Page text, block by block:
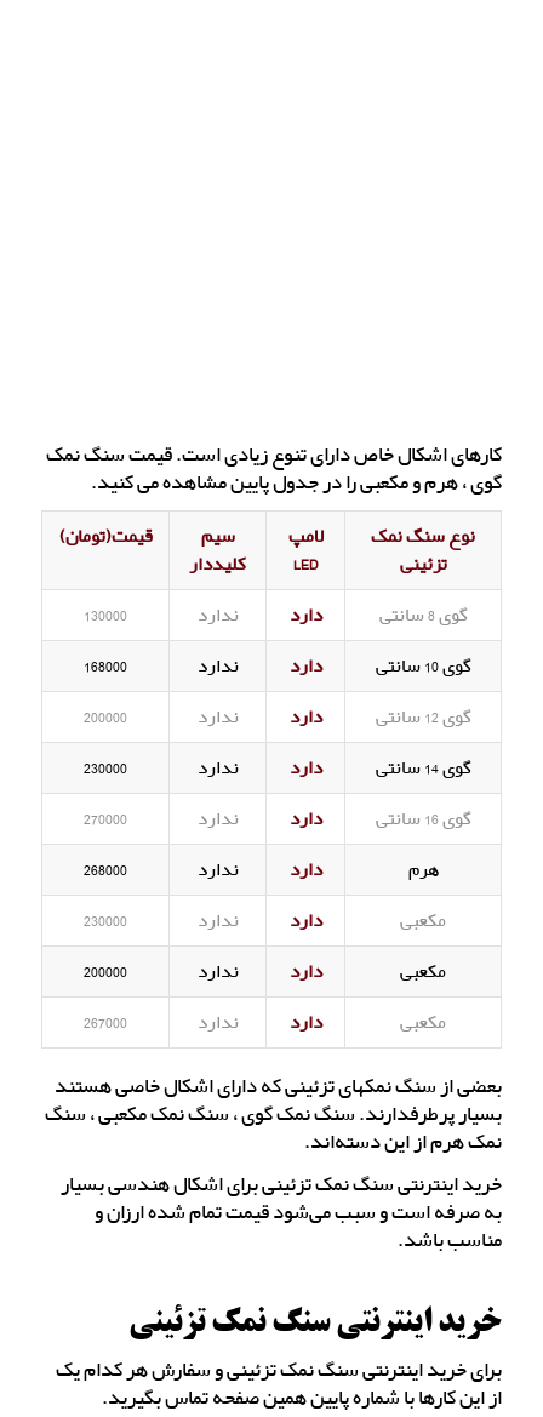
کارهای اشکال خاص دارای تنوع زیادی است. قیمت سنگ نمک
گوی ، هرم و مکعبی را در جدول پایین مشاهده می کنید.
نوع سنگ نمک
تزئینی
لامپ
LED
سیم
کلیددار
قیمت(تومان)
گوی 8 سانتی دارد ندارد
130000
گوی 10 سانتی
دارد ندارد
168000
گوی 12 سانتی
دارد ندارد
200000
گوی 14 سانتی
دارد ندارد
230000
گوی 16 سانتی
دارد ندارد
270000
هرم
دارد ندارد
268000
مکعبی
دارد ندارد
230000
مکعبی
دارد ندارد
200000
مکعبی
دارد ندارد 267000
بعضی از سنگ نمکهای تزئینی که دارای اشکال خاصی هستند
بسیار پرطرفدارند. سنگ نمک گوی ، سنگ نمک مکعبی ، سنگ
نمک هرم از این دسته‌اند.
خرید اینترنتی سنگ نمک تزئینی برای اشکال هندسی بسیار
به صرفه است و سبب می‌شود قیمت تمام شده ارزان و
مناسب باشد.
خرید اینترنتی سنگ نمک تزئینی
برای خرید اینترنتی سنگ نمک تزئینی و سفارش هر کدام یک
از این کارها با شماره پایین همین صفحه تماس بگیرید.